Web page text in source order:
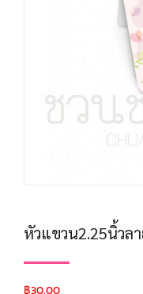
หัวแขวน2.25นิ้วล
฿30.00